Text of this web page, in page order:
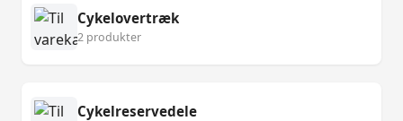
Cykelovertræk
2 produkter
Cykelreservedele